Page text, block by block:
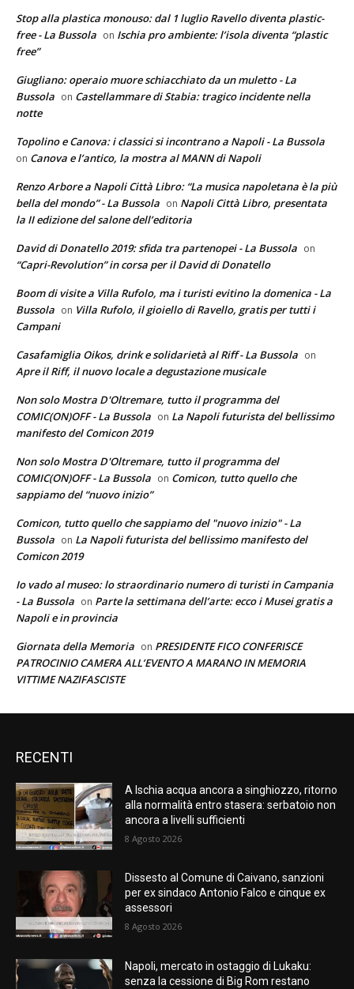
Stop alla plastica monouso: dal 1 luglio Ravello diventa plastic-
free - La Bussola on Ischia pro ambiente: l’isola diventa “plastic
free”
Giugliano: operaio muore schiacchiato da un muletto - La
Bussola on Castellammare di Stabia: tragico incidente nella
notte
Topolino e Canova: i classici si incontrano a Napoli - La Bussola
on Canova e l’antico, la mostra al MANN di Napoli
Renzo Arbore a Napoli Città Libro: “La musica napoletana è la più
bella del mondo” - La Bussola on Napoli Città Libro, presentata
la II edizione del salone dell’editoria
David di Donatello 2019: sfida tra partenopei - La Bussola on
“Capri-Revolution” in corsa per il David di Donatello
Boom di visite a Villa Rufolo, ma i turisti evitino la domenica - La
Bussola on Villa Rufolo, il gioiello di Ravello, gratis per tutti i
Campani
Casafamiglia Oikos, drink e solidarietà al Riff - La Bussola on
Apre il Riff, il nuovo locale a degustazione musicale
Non solo Mostra D'Oltremare, tutto il programma del
COMIC(ON)OFF - La Bussola on La Napoli futurista del bellissimo
manifesto del Comicon 2019
Non solo Mostra D'Oltremare, tutto il programma del
COMIC(ON)OFF - La Bussola on Comicon, tutto quello che
sappiamo del “nuovo inizio”
Comicon, tutto quello che sappiamo del "nuovo inizio" - La
Bussola on La Napoli futurista del bellissimo manifesto del
Comicon 2019
Io vado al museo: lo straordinario numero di turisti in Campania
- La Bussola on Parte la settimana dell’arte: ecco i Musei gratis a
Napoli e in provincia
Giornata della Memoria on PRESIDENTE FICO CONFERISCE
PATROCINIO CAMERA ALL’EVENTO A MARANO IN MEMORIA
VITTIME NAZIFASCISTE
RECENTI
A Ischia acqua ancora a singhiozzo, ritorno
alla normalità entro stasera: serbatoio non
ancora a livelli sufficienti
8 Agosto 2026
Dissesto al Comune di Caivano, sanzioni
per ex sindaco Antonio Falco e cinque ex
assessori
8 Agosto 2026
Napoli, mercato in ostaggio di Lukaku:
senza la cessione di Big Rom restano